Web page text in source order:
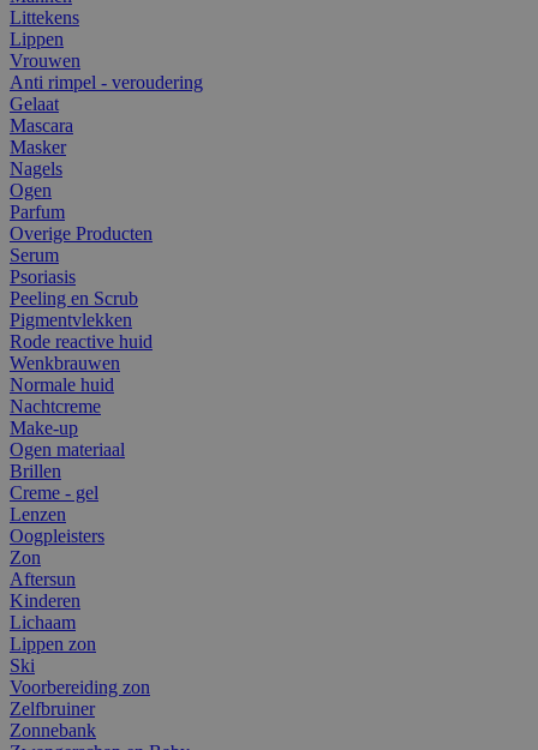
Littekens
Lippen
Vrouwen
Anti rimpel - veroudering
Gelaat
Mascara
Masker
Nagels
Ogen
Parfum
Overige Producten
Serum
Psoriasis
Peeling en Scrub
Pigmentvlekken
Rode reactive huid
Wenkbrauwen
Normale huid
Nachtcreme
Make-up
Ogen materiaal
Brillen
Creme - gel
Lenzen
Oogpleisters
Zon
Aftersun
Kinderen
Lichaam
Lippen zon
Ski
Voorbereiding zon
Zelfbruiner
Zonnebank